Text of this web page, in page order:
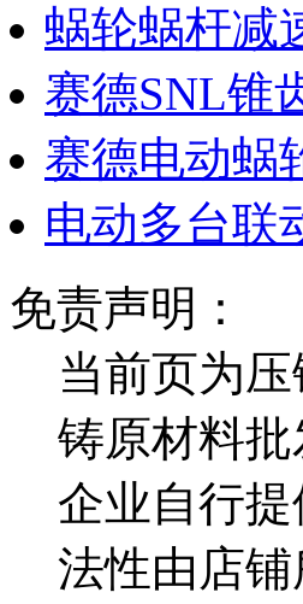
蜗轮蜗杆减
赛德SNL锥
赛德电动蜗
电动多台联
免责声明：
当前页为
铸原材料
企业自行
法性由店